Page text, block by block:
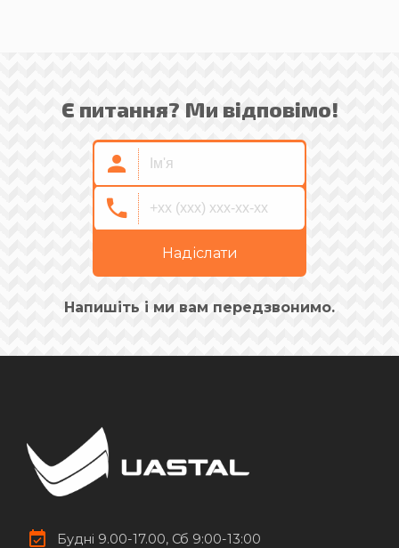
Є питання? Ми відповімо!
Надіслати
Напишіть і ми вам передзвонимо.
Будні 9.00-17.00, Сб 9:00-13:00